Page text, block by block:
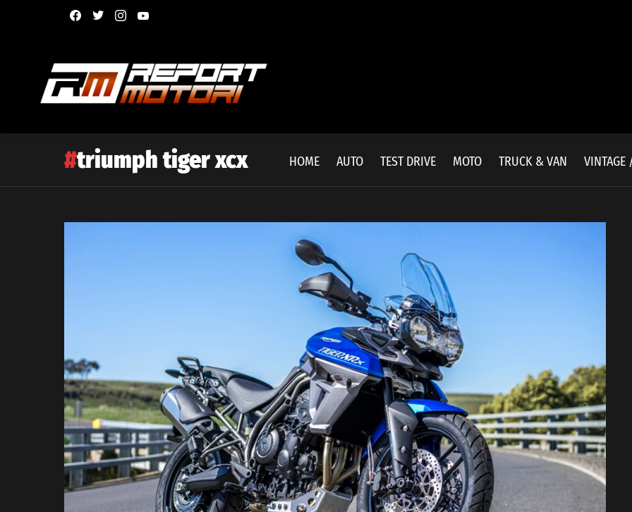
facebooktwitterinstagram
HOME AUTO TEST DRIVE MOTO TRUCK & VAN VINTAGE
triumph tiger xcx